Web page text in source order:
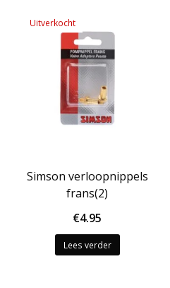
Uitverkocht
Simson verloopnippels
frans(2)
€4.95
Lees verder